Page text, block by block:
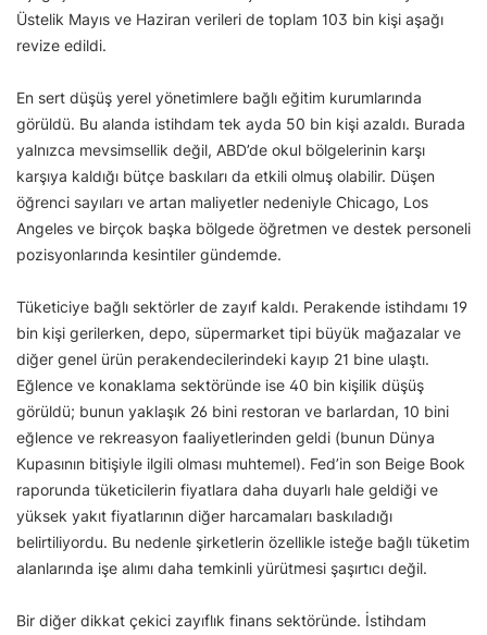
Üstelik Mayıs ve Haziran verileri de toplam 103 bin kişi aşağı
revize edildi.
En sert düşüş yerel yönetimlere bağlı eğitim kurumlarında
görüldü. Bu alanda istihdam tek ayda 50 bin kişi azaldı. Burada
yalnızca mevsimsellik değil, ABD’de okul bölgelerinin karşı
karşıya kaldığı bütçe baskıları da etkili olmuş olabilir. Düşen
öğrenci sayıları ve artan maliyetler nedeniyle Chicago, Los
Angeles ve birçok başka bölgede öğretmen ve destek personeli
pozisyonlarında kesintiler gündemde.
Tüketiciye bağlı sektörler de zayıf kaldı. Perakende istihdamı 19
bin kişi gerilerken, depo, süpermarket tipi büyük mağazalar ve
diğer genel ürün perakendecilerindeki kayıp 21 bine ulaştı.
Eğlence ve konaklama sektöründe ise 40 bin kişilik düşüş
görüldü; bunun yaklaşık 26 bini restoran ve barlardan, 10 bini
eğlence ve rekreasyon faaliyetlerinden geldi (bunun Dünya
Kupasının bitişiyle ilgili olması muhtemel). Fed’in son Beige Book
raporunda tüketicilerin fiyatlara daha duyarlı hale geldiği ve
yüksek yakıt fiyatlarının diğer harcamaları baskıladığı
belirtiliyordu. Bu nedenle şirketlerin özellikle isteğe bağlı tüketim
alanlarında işe alımı daha temkinli yürütmesi şaşırtıcı değil.
Bir diğer dikkat çekici zayıflık finans sektöründe. İstihdam